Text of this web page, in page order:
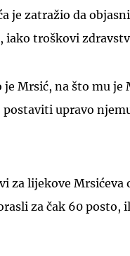
je zatražio da
iako troškovi
Mrsić, na što mu je
upravo
za lijekove Mrsićeva
za čak 60 posto,
UKLJUČITE